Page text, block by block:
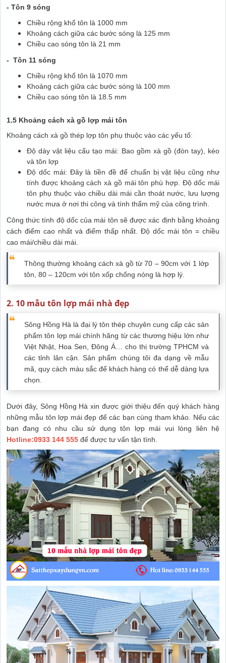
- Tôn 9 sóng
Chiều rộng khổ tôn là 1000 mm
Khoảng cách giữa các bước sóng là 125 mm
Chiều cao sóng tôn là 21 mm
- Tôn 11 sóng
Chiều rộng khổ tôn là 1070 mm
Khoảng cách giữa các bước sóng là 100 mm
Chiều cao sóng tôn là 18.5 mm
1.5 Khoảng cách xà gồ lợp mái tôn
Khoảng cách xà gồ thép lợp tôn phụ thuộc vào các yếu tố:
Độ dày vật liệu cấu tạo mái: Bao gồm xà gồ (đòn tay), kèo
và tôn lợp
Độ dốc mái: Đây là tiền đề để chuẩn bị vật liệu cũng như
tính được khoảng cách xà gồ mái tôn phù hợp. Độ dốc mái
tôn phụ thuộc vào chiều dài mái cần thoát nước, lưu lượng
nước mưa ở nơi thi công và tính thẩm mỹ của công trình.
Công thức tính độ dốc của mái tôn sẽ được xác định bằng khoảng
cách điểm cao nhất và điểm thấp nhất. Độ dốc mái tôn = chiều
cao mái/chiều dài mái.
Thông thường khoảng cách xà gồ từ 70 – 90cm với 1 lớp
tôn, 80 – 120cm với tôn xốp chống nóng là hợp lý.
2. 10 mẫu tôn lợp mái nhà đẹp
Sông Hồng Hà là đại lý tôn thép chuyên cung cấp các sản
phẩm tôn lợp mái chính hãng từ các thương hiệu lớn như
Việt Nhật, Hoa Sen, Đông Á… cho thị trường TPHCM và
các tỉnh lân cận. Sản phẩm chúng tôi đa dạng về mẫu
mã, quy cách màu sắc để khách hàng có thể dễ dàng lựa
chọn.
Dưới đây, Sông Hồng Hà xin được giới thiệu đến quý khách hàng
những mẫu tôn lợp mái đẹp để các bạn cùng tham khảo. Nếu các
bạn đang có nhu cầu sử dụng tôn lợp mái vui lòng liên hệ
Hotline:0933 144 555 để được tư vấn tận tình.